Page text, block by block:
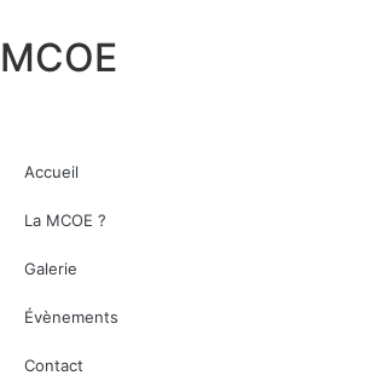
MCOE
Accueil
La MCOE ?
Galerie
Évènements
Contact